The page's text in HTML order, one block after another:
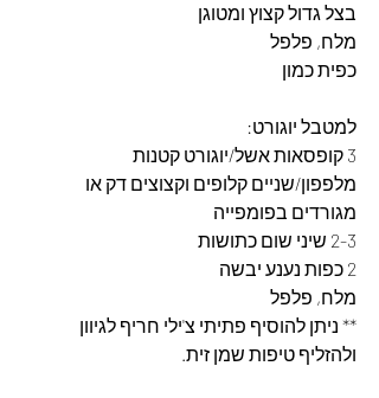
בצל גדול קצוץ ומטוגן
מלח, פלפל
כפית כמון
למטבל יוגורט:
3 קופסאות אשל/יוגורט קטנות
מלפפון/שניים קלופים וקצוצים דק או
מגורדים בפומפייה
2-3 שיני שום כתושות
2 כפות נענע יבשה
מלח, פלפל
** ניתן להוסיף פתיתי צ'ילי חריף לגיוון
ולהזליף טיפות שמן זית.